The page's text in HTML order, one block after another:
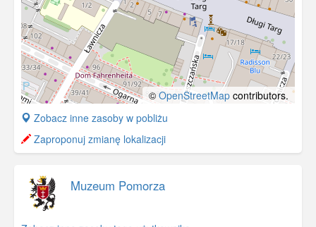
© OpenStreetMap contributors.
+
−
Zobacz inne zasoby w pobliżu
Zaproponuj zmianę lokalizacji
Muzeum Pomorza